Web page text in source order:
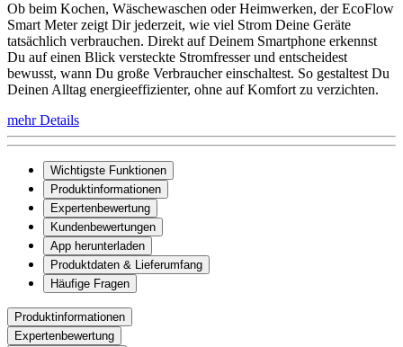
Ob beim Kochen, Wäschewaschen oder Heimwerken, der EcoFlow
Smart Meter zeigt Dir jederzeit, wie viel Strom Deine Geräte
tatsächlich verbrauchen. Direkt auf Deinem Smartphone erkennst
Du auf einen Blick versteckte Stromfresser und entscheidest
bewusst, wann Du große Verbraucher einschaltest. So gestaltest Du
Deinen Alltag energieeffizienter, ohne auf Komfort zu verzichten.
mehr Details
Wichtigste Funktionen
Produktinformationen
Expertenbewertung
Kundenbewertungen
App herunterladen
Produktdaten & Lieferumfang
Häufige Fragen
Produktinformationen
Expertenbewertung